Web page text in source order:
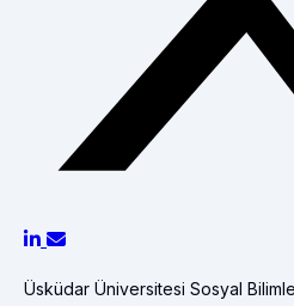
Üsküdar Üniversitesi Sosyal